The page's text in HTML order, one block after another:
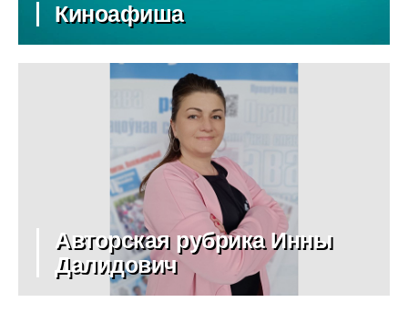
Киноафиша
Авторская рубрика Инны
Далидович